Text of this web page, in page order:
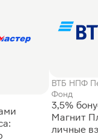
ВТБ НПФ
Фонд
3,5%
Магнит
личные